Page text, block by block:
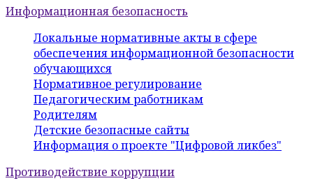
Информационная безопасность
Локальные нормативные акты в сфере
обеспечения информационной безопасности
обучающихся
Нормативное регулирование
Педагогическим работникам
Родителям
Детские безопасные сайты
Информация о проекте "Цифровой ликбез"
Противодействие коррупции